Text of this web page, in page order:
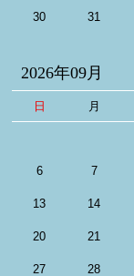
30 31
2026年09月
日 月
6 7
13 14
20 21
27 28